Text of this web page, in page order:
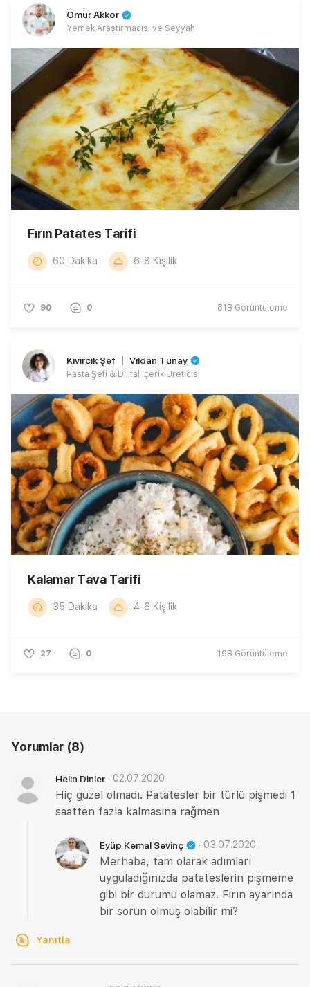
Ömür Akkor
Yemek Araştırmacısı ve Seyyah
Fırın Patates Tarifi
60 Dakika 6-8 Kişilik
90 0 81B Görüntüleme
Kıvırcık Şef 〡 Vildan Tünay
Pasta Şefi & Dijital İçerik Üreticisi
Kalamar Tava Tarifi
35 Dakika 4-6 Kişilik
27 0 19B Görüntüleme
Yorumlar (8)
Helin Dinler · 02.07.2020
Hiç güzel olmadı. Patatesler bir türlü pişmedi 1
saatten fazla kalmasına rağmen
Eyüp Kemal Sevinç · 03.07.2020
Merhaba, tam olarak adımları
uyguladığınızda patateslerin pişmeme
gibi bir durumu olamaz. Fırın ayarında
bir sorun olmuş olabilir mi?
Yanıtla